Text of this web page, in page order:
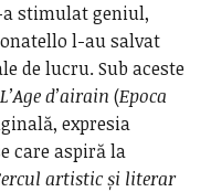
a stimulat geniul,
l-au salvat
de lucru. Sub aceste
L’Age d’airain (Epoca
expresia
care aspiră la
artistic și literar